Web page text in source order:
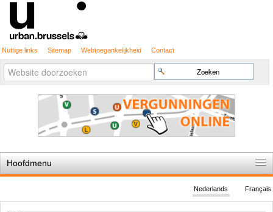
Nuttige links Sitemap Webtoegankelijkheid Contact
Zoek
Geavanceerd
zoeken...
Hoofdmenu
De spelregels
Français
Nederlands